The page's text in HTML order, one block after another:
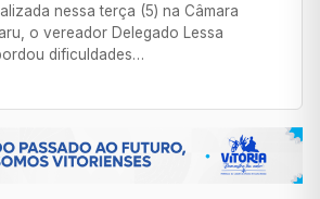
nessa terça (5) na Câmara
o vereador Delegado Lessa
dificuldades…